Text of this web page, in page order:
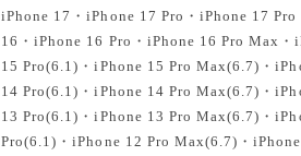
iPhone 17・iPhone 17 Pro・iPhone 17
16・iPhone 16 Pro・iPhone 16 Pro Max
15 Pro(6.1)・iPhone 15 Pro Max(6.7)・
14 Pro(6.1)・iPhone 14 Pro Max(6.7)・
13 Pro(6.1)・iPhone 13 Pro Max(6.7)・
Pro(6.1)・iPhone 12 Pro Max(6.7)・